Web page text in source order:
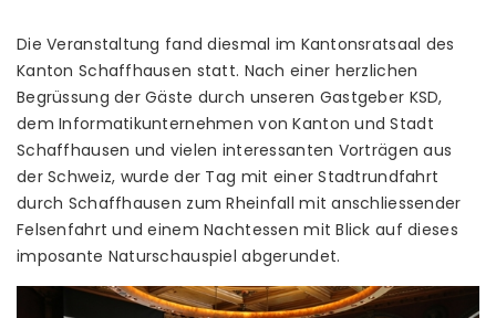
Die Veranstaltung fand diesmal im Kantonsratsaal des
Kanton Schaffhausen statt. Nach einer herzlichen
Begrüssung der Gäste durch unseren Gastgeber KSD,
dem Informatikunternehmen von Kanton und Stadt
Schaffhausen und vielen interessanten Vorträgen aus
der Schweiz, wurde der Tag mit einer Stadtrundfahrt
durch Schaffhausen zum Rheinfall mit anschliessender
Felsenfahrt und einem Nachtessen mit Blick auf dieses
imposante Naturschauspiel abgerundet.